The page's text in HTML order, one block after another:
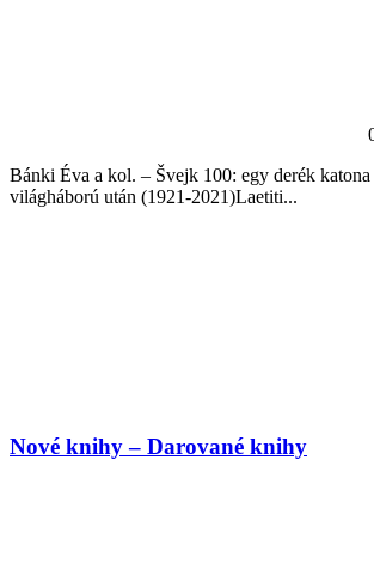
Bánki Éva a kol. – Švejk 100: egy derék katona
világháború után (1921-2021)Laetiti...
Nové knihy – Darované knihy